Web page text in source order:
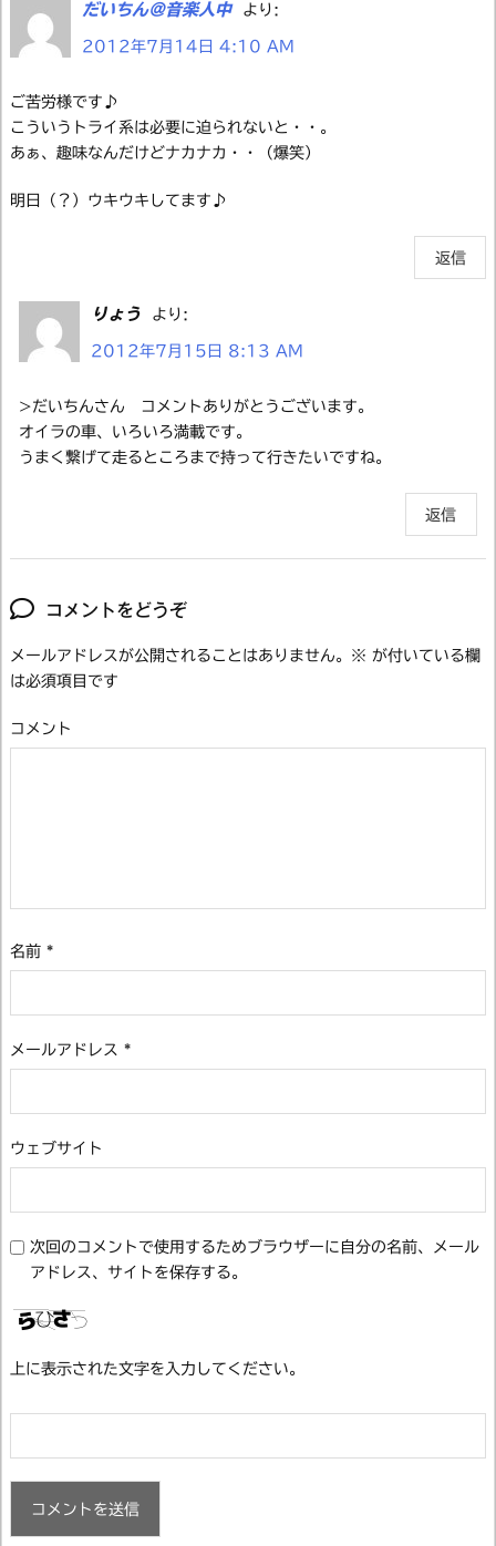
だいちん＠音楽人中 より:
2012年7月14日 4:10 AM
ご苦労様です♪
こういうトライ系は必要に迫られないと・・。
あぁ、趣味なんだけどナカナカ・・（爆笑）
明日（？）ウキウキしてます♪
返信
りょう より:
2012年7月15日 8:13 AM
>だいちんさん コメントありがとうございます。
オイラの車、いろいろ満載です。
うまく繋げて走るところまで持って行きたいですね。
返信
コメントをどうぞ
メールアドレスが公開されることはありません。 ※ が付いている欄
は必須項目です
コメント
名前 *
メールアドレス *
ウェブサイト
次回のコメントで使用するためブラウザーに自分の名前、メール
アドレス、サイトを保存する。
上に表示された文字を入力してください。